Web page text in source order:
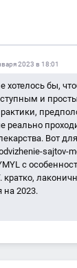
2023 в 18:01
хотелось бы,
и
реально
Вот
sajtov-
с
кратко,
на 2023.